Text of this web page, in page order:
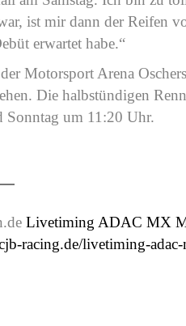
ist mir dann der Reifen
erwartet habe.“
Motorsport Arena
Die halbstündigen
Sonntag um 11:20 Uhr.
Livetiming ADAC MX
racing.de/livetiming-adac-